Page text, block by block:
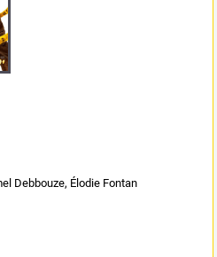
Debbouze, Élodie Fontan